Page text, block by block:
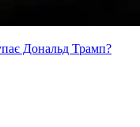
Дональд Трамп?